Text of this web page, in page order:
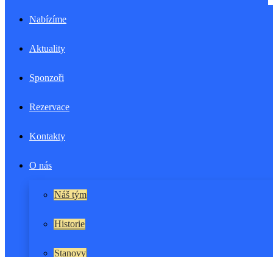
Nabízíme
Aktuality
Sponzoři
Rezervace
Kontakty
O nás
Náš tým
Historie
Stanovy